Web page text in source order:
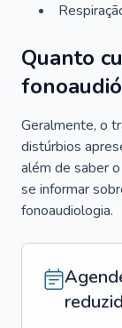
Quanto
Geralmente, o
distúrbios
além de saber
se informar
fonoaudiologia.